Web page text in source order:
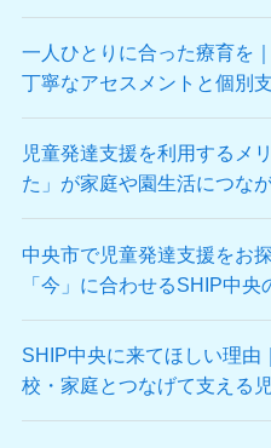
一人ひとりに合った療育を
丁寧なアセスメントと個別
児童発達支援を利用するメ
た」が家庭や園生活につな
中央市で児童発達支援をお
「今」に合わせるSHIP中
SHIP中央に来てほしい理由
校・家庭とつなげて支える